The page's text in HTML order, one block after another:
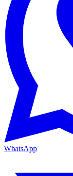
WhatsApp